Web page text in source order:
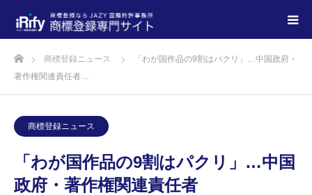
商標登録ニュース
「わが国作品の9割はパクリ」…中国政府・
著作権関連責任者…
商標登録ニュース
「わが国作品の9割はパクリ」…中国
政府・著作権関連責任者